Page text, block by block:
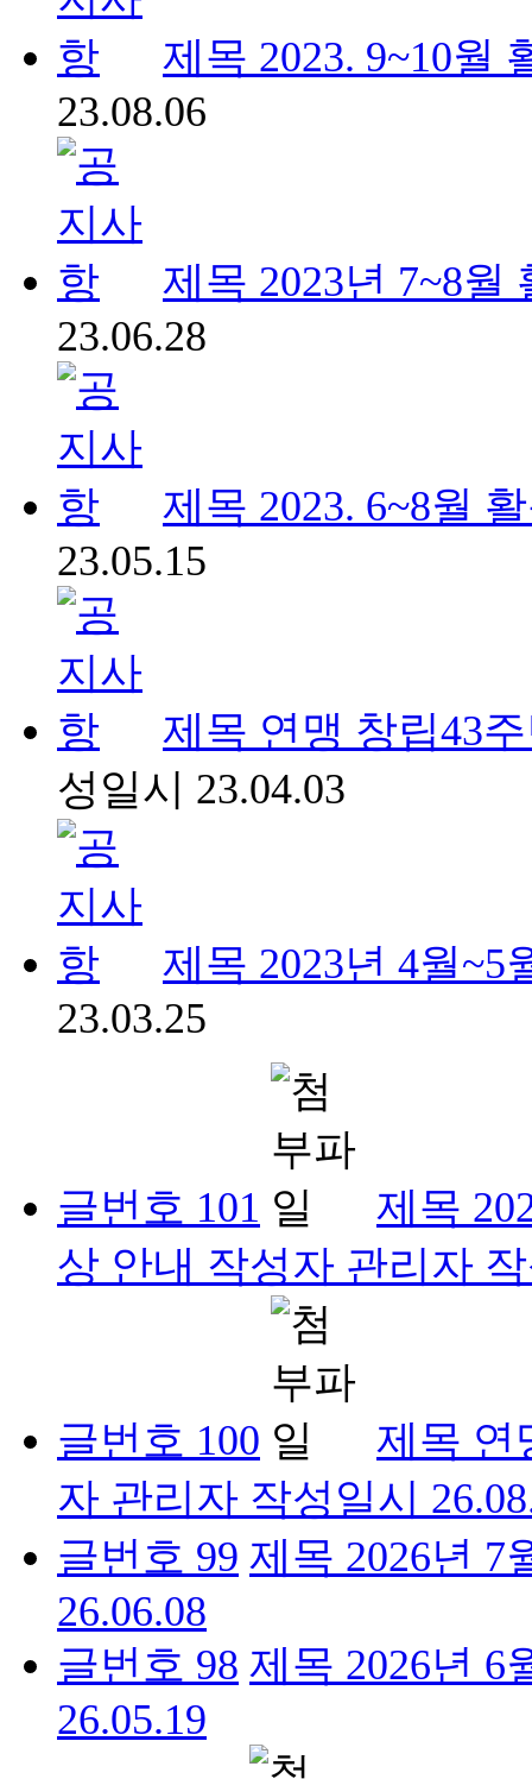
제목 2023. 9~10월
23.08.06
제목 2023년 7~8월
23.06.28
제목 2023. 6~8월
23.05.15
제목 연맹 창립43
성일시 23.04.03
제목 2023년 4월~5
23.03.25
글번호 101 제목
상 안내 작성자 관리자
글번호 100 제목 연
자 관리자 작성일시
글번호 99 제목 2026년 7
26.06.08
글번호 98 제목 2026년 6
26.05.19